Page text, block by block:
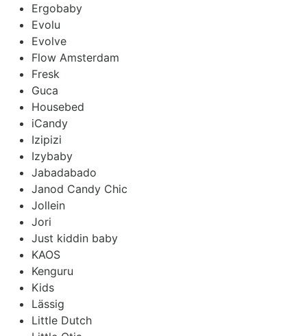
Ergobaby
Evolu
Evolve
Flow Amsterdam
Fresk
Guca
Housebed
iCandy
Izipizi
Izybaby
Jabadabado
Janod Candy Chic
Jollein
Jori
Just kiddin baby
KAOS
Kenguru
Kids
Lässig
Little Dutch